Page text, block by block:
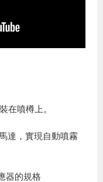
在噴樽上。
達，實現自動噴霧
器的規格